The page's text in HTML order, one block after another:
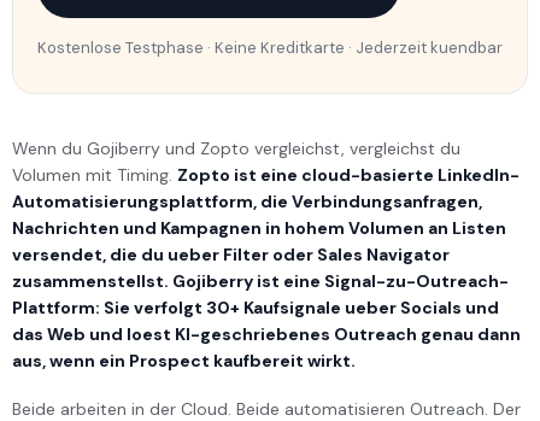
Kostenlose Testphase · Keine Kreditkarte · Jederzeit kuendbar
Wenn du Gojiberry und Zopto vergleichst, vergleichst du
Volumen mit Timing. Zopto ist eine cloud-basierte LinkedIn-
Automatisierungsplattform, die Verbindungsanfragen,
Nachrichten und Kampagnen in hohem Volumen an Listen
versendet, die du ueber Filter oder Sales Navigator
zusammenstellst. Gojiberry ist eine Signal-zu-Outreach-
Plattform: Sie verfolgt 30+ Kaufsignale ueber Socials und
das Web und loest KI-geschriebenes Outreach genau dann
aus, wenn ein Prospect kaufbereit wirkt.
Beide arbeiten in der Cloud. Beide automatisieren Outreach. Der